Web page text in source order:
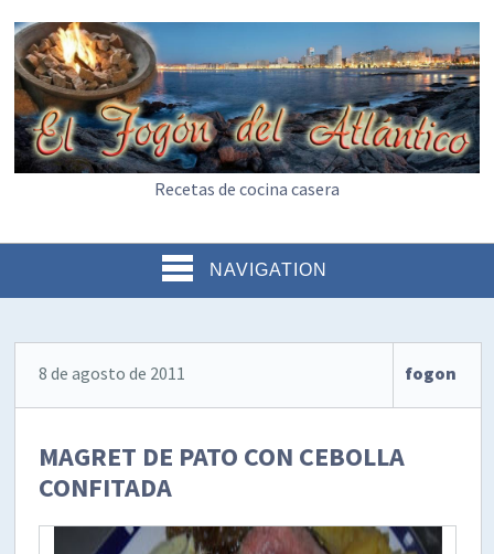
Recetas de cocina casera
NAVIGATION
8 de agosto de 2011 fogon
MAGRET DE PATO CON CEBOLLA
CONFITADA